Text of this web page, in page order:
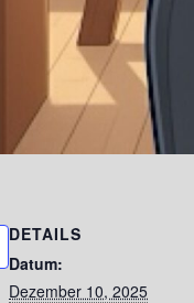
DETAILS
Datum:
Dezember 10, 2025